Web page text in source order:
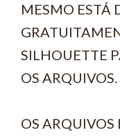
MESMO ESTÁ
SILHOUETTE
OS ARQUIVOS.
OS